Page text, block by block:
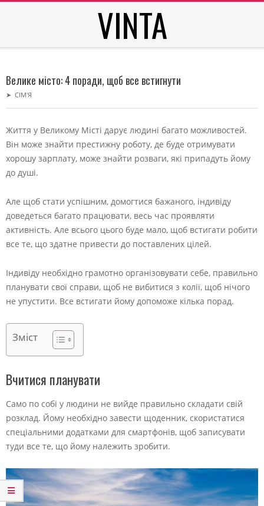
VINTA
Menu
Велике місто: 4 поради, щоб все встигнути
➤ СІМ'Я
Життя у Великому Місті дарує людині багато можливостей.
Він може знайти престижну роботу, де буде отримувати
хорошу зарплату, може знайти розваги, які припадуть йому
до душі.
Але щоб стати успішним, домогтися бажаного, індивіду
доведеться багато працювати, весь час проявляти
активність. Але всього цього буде мало, щоб встигати робити
все те, що здатне привести до поставлених цілей.
Індивіду необхідно грамотно організовувати себе, правильно
планувати свої справи, щоб не вибитися з колії, щоб нічого
не упустити. Все встигати йому допоможе кілька порад.
Зміст
Вчитися планувати
Само по собі у людини не вийде правильно складати свій
розклад. Йому необхідно завести щоденник, скористатися
спеціальними додатками для смартфонів, щоб записувати
туди все те, що йому належить зробити.